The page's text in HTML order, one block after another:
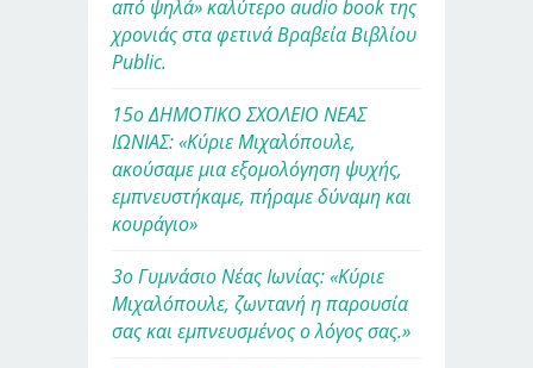
από ψηλά» καλύτερο audio book της
χρονιάς στα φετινά Βραβεία Βιβλίου
Public.
15ο ΔΗΜΟΤΙΚΟ ΣΧΟΛΕΙΟ ΝΕΑΣ
ΙΩΝΙΑΣ: «Κύριε Μιχαλόπουλε,
ακούσαμε μια εξομολόγηση ψυχής,
εμπνευστήκαμε, πήραμε δύναμη και
κουράγιο»
3ο Γυμνάσιο Νέας Ιωνίας: «Κύριε
Μιχαλόπουλε, ζωντανή η παρουσία
σας και εμπνευσμένος ο λόγος σας.»